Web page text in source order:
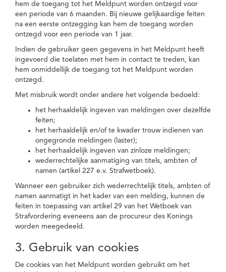
hem de toegang tot het Meldpunt worden ontzegd voor
een periode van 6 maanden. Bij nieuwe gelijkaardige feiten
na een eerste ontzegging kan hem de toegang worden
ontzegd voor een periode van 1 jaar.
Indien de gebruiker geen gegevens in het Meldpunt heeft
ingevoerd die toelaten met hem in contact te treden, kan
hem onmiddellijk de toegang tot het Meldpunt worden
ontzegd.
Met misbruik wordt onder andere het volgende bedoeld:
het herhaaldelijk ingeven van meldingen over dezelfde
feiten;
het herhaaldelijk en/of te kwader trouw indienen van
ongegronde meldingen (laster);
het herhaaldelijk ingeven van zinloze meldingen;
wederrechtelijke aanmatiging van titels, ambten of
namen (artikel 227 e.v. Strafwetboek).
Wanneer een gebruiker zich wederrechtelijk titels, ambten of
namen aanmatigt in het kader van een melding, kunnen de
feiten in toepassing van artikel 29 van het Wetboek van
Strafvordering eveneens aan de procureur des Konings
worden meegedeeld.
3. Gebruik van cookies
De cookies van het Meldpunt worden gebruikt om het